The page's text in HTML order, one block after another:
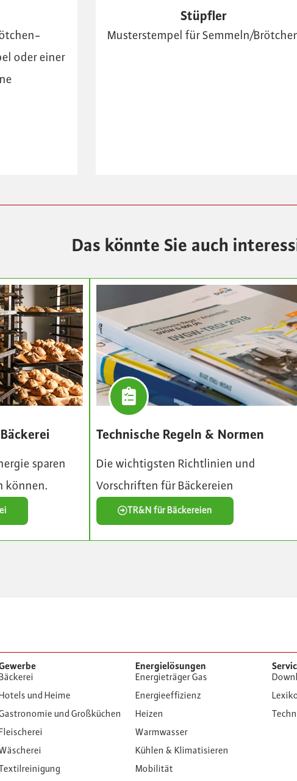
oder einer
Stüpfler
Musterstempel für Semmeln/
Das könnte Sie auch
sparen
können.
Technische Regeln & Normen
Die wichtigsten Richtlinien und
Vorschriften für Bäckereien
TR&N für Bäckereien
und Heime
und Großküchen
Energielösungen
Energieträger Gas
Energieeffizienz
Heizen
Warmwasser
Kühlen & Klimatisieren
Mobilität